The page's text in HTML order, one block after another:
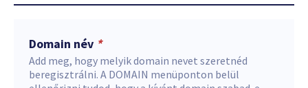
Domain név *
Add meg, hogy melyik domain nevet szeretnéd
beregisztrálni. A DOMAIN menüponton belül